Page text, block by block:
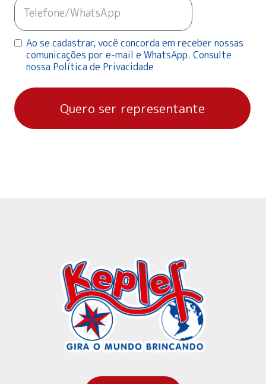
Ao se cadastrar, você concorda em receber nossas
comunicações por e-mail e WhatsApp. Consulte
nossa Política de Privacidade